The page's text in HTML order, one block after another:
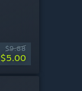
$9.88
$5.00